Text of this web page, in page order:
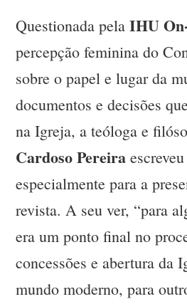
Questionada pelaIHU
percepção feminina do
sobre o papel e lugar da
documentos e decisões
na Igreja, a teóloga e
Cardoso Pereira
especialmente para a
revista. A seu ver, “para
era um ponto final no
concessões e abertura da
mundo moderno, para